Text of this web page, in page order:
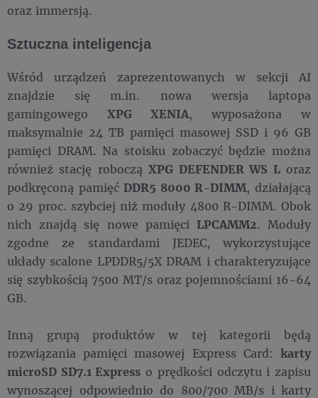
oraz immersją.
Sztuczna inteligencja
Wśród urządzeń zaprezentowanych w sekcji AI
znajdzie się m.in. nowa wersja laptopa
gamingowego XPG XENIA, wyposażona w
maksymalnie 24 TB pamięci masowej SSD i 96 GB
pamięci DRAM. Na stoisku zobaczyć będzie można
również stację robocząXPG DEFENDER WS Loraz
podkręconą pamięćDDR5 8000 R-DIMM, działającą
o 29 proc. szybciej niż moduły 4800 R-DIMM. Obok
nich znajdą się nowe pamięci LPCAMM2. Moduły
zgodne ze standardami JEDEC, wykorzystujące
układy scalone LPDDR5/5X DRAM i charakteryzujące
się szybkością 7500 MT/s oraz pojemnościami 16-64
GB.
Inną grupą produktów w tej kategorii będą
rozwiązania pamięci masowej Express Card: karty
microSD SD7.1 Express o prędkości odczytu i zapisu
wynoszącej odpowiednio do 800/700 MB/s i karty